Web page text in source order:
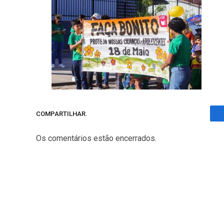
COMPARTILHAR.
Os comentários estão encerrados.